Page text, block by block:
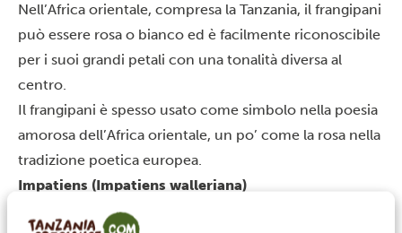
Nell’Africa orientale, compresa la Tanzania, il frangipani
può essere rosa o bianco ed è facilmente riconoscibile
per i suoi grandi petali con una tonalità diversa al
centro.
Il frangipani è spesso usato come simbolo nella poesia
amorosa dell’Africa orientale, un po’ come la rosa nella
tradizione poetica europea.
Impatiens (Impatiens walleriana)